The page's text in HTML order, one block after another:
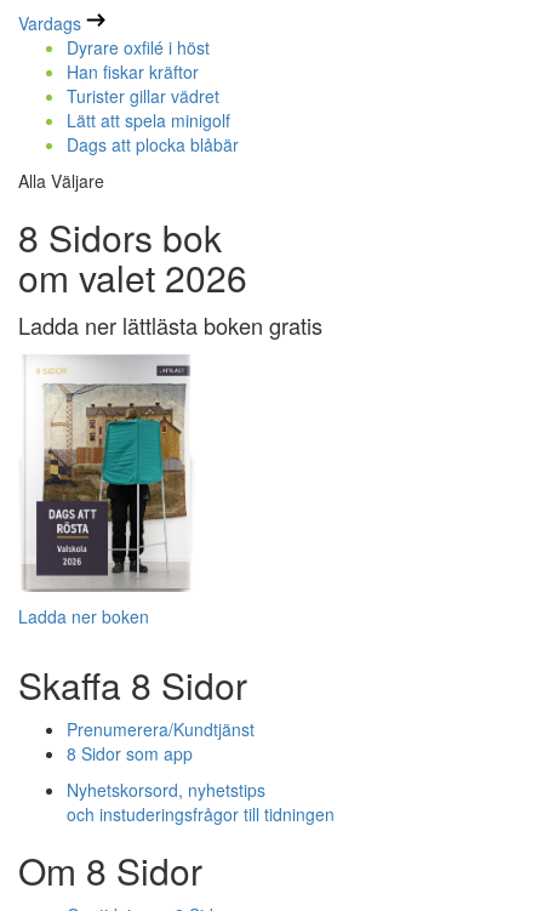
Vardags
Dyrare oxfilé i höst
Han fiskar kräftor
Turister gillar vädret
Lätt att spela minigolf
Dags att plocka blåbär
Alla Väljare
8 Sidors bok
om valet 2026
Ladda ner lättlästa boken gratis
Ladda ner boken
Skaffa 8 Sidor
Prenumerera/Kundtjänst
8 Sidor som app
Nyhetskorsord, nyhetstips
och instuderingsfrågor till tidningen
Om 8 Sidor